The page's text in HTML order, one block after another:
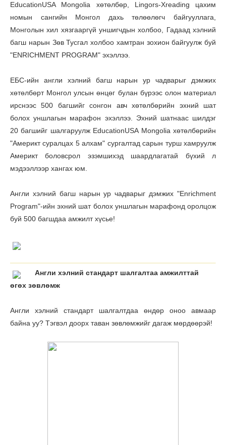
EducationUSA Mongolia хөтөлбөр, Lingors-Xreading цахим
номын сангийн Монгол дахь төлөөлөгч байгууллага,
Монголын хил хязгааргүй уншигчдын холбоо, Гадаад хэлний
багш нарын Зөв Тусгал холбоо хамтран зохион байгуулж буй
"ENRICHMENT PROGRAM" эхэллээ.
ЕБС-ийн англи хэлний багш нарын ур чадварыг дэмжих
хөтөлбөрт Монгол улсын өнцөг булан бүрээс олон материал
ирснээс 500 багшийг сонгон авч хөтөлбөрийн эхний шат
болох уншлагын марафон эхэллээ. Эхний шатнаас шилдэг
20 багшийг шалгаруулж EducationUSA Mongolia хөтөлбөрийн
"Америкт суралцах 5 алхам" сургалтад сарын турш хамруулж
Америкт боловсрол эзэмшихэд шаардлагатай бүхий л
мэдээллээр хангах юм.
Англи хэлний багш нарын ур чадварыг дэмжих "Enrichment
Program"-ийн эхний шат болох уншлагын марафонд оролцож
буй 500 багшдаа амжилт хүсье!
Англи хэлний стандарт шалгалтаа амжилттай
өгөх зөвлөмж
Англи хэлний стандарт шалгалтдаа өндөр оноо авмаар
байна уу? Тэгвэл доорх таван зөвлөмжийг дагаж мөрдөөрэй!